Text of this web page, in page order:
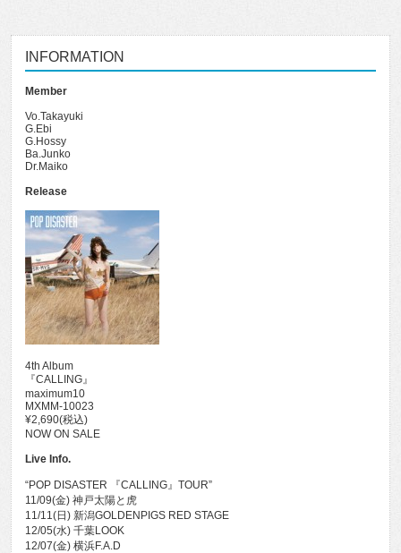
INFORMATION
Member
Vo.Takayuki
G.Ebi
G.Hossy
Ba.Junko
Dr.Maiko
Release
4th Album
『CALLING』
maximum10
MXMM-10023
¥2,690(税込)
NOW ON SALE
Live Info.
“POP DISASTER 『CALLING』TOUR”
11/09(金) 神戸太陽と虎
11/11(日) 新潟GOLDENPIGS RED STAGE
12/05(水) 千葉LOOK
12/07(金) 横浜F.A.D